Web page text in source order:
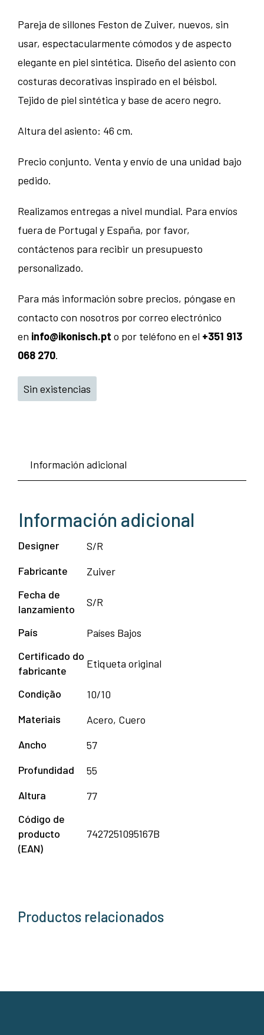
Pareja de sillones Feston de Zuiver, nuevos, sin
usar, espectacularmente cómodos y de aspecto
elegante en piel sintética. Diseño del asiento con
costuras decorativas inspirado en el béisbol.
Tejido de piel sintética y base de acero negro.
Altura del asiento: 46 cm.
Precio conjunto. Venta y envío de una unidad bajo
pedido.
Realizamos entregas a nivel mundial. Para envíos
fuera de Portugal y España, por favor,
contáctenos para recibir un presupuesto
personalizado.
Para más información sobre precios, póngase en
contacto con nosotros por correo electrónico
en info@ikonisch.pt o por teléfono en el +351 913
068 270.
Sin existencias
Información adicional
Información adicional
Designer
S/R
Fabricante
Zuiver
Fecha de
lanzamiento
S/R
País
Países Bajos
Certificado do
fabricante
Etiqueta original
Condição
10/10
Materiais
Acero, Cuero
Ancho
57
Profundidad
55
Altura
77
Código de
producto
(EAN)
7427251095167B
Productos relacionados